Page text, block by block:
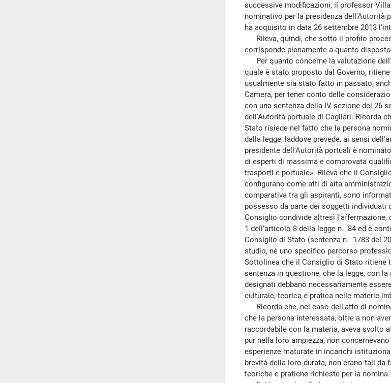
successive modificazioni, il professor
nominativo per la presidenza dell'Autorità
ha acquisito in data 26 settembre 2013
Rileva, quindi, che sotto il profilo
corrisponde pienamente a quanto
Per quanto concerne la valutazione
quale è stato proposto dal Governo,
usualmente sia stato fatto in passato,
Camera, per tener conto delle
con una sentenza della IV sezione del 26
dell'Autorità portuale di Cagliari. Ricorda
Stato risiede nel fatto che la persona
dalla legge, laddove prevede, ai sensi
presidente dell'Autorità portuali è
di esperti di massima e comprovata
trasporti e portuale». Rileva che il
configurano come atti di alta
comparativa tra gli aspiranti, sono
possesso da parte dei soggetti
Consiglio condivide altresì l'affermazione,
1 dell'articolo 8 della legge n. 84 ed è
Consiglio di Stato (sentenza n. 1783 del
studio, né uno specifico percorso
Sottolinea che il Consiglio di Stato ritiene
sentenza in questione, che la legge, con
designati debbano necessariamente
culturale, teorica e pratica nelle materie
Ricorda che, nel caso dell'atto di
che la persona interessata, oltre a non
raccordabile con la materia, aveva svolto
pur nella loro ampiezza, non
esperienze maturate in incarichi
brevità della loro durata, non erano tali
teoriche e pratiche richieste per la nomina.